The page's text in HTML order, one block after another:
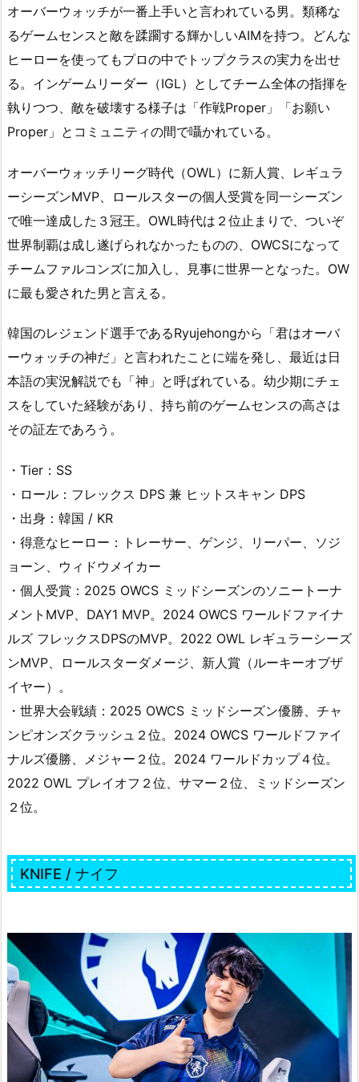
オーバーウォッチが一番上手いと言われている男。類稀な
るゲームセンスと敵を蹂躙する輝かしいAIMを持つ。どんな
ヒーローを使ってもプロの中でトップクラスの実力を出せ
る。インゲームリーダー（IGL）としてチーム全体の指揮を
執りつつ、敵を破壊する様子は「作戦Proper」「お願い
Proper」とコミュニティの間で囁かれている。
オーバーウォッチリーグ時代（OWL）に新人賞、レギュラ
ーシーズンMVP、ロールスターの個人受賞を同一シーズン
で唯一達成した３冠王。OWL時代は２位止まりで、ついぞ
世界制覇は成し遂げられなかったものの、OWCSになって
チームファルコンズに加入し、見事に世界一となった。OW
に最も愛された男と言える。
韓国のレジェンド選手であるRyujehongから「君はオーバ
ーウォッチの神だ」と言われたことに端を発し、最近は日
本語の実況解説でも「神」と呼ばれている。幼少期にチェ
スをしていた経験があり、持ち前のゲームセンスの高さは
その証左であろう。
・Tier：SS
・ロール：フレックス DPS 兼 ヒットスキャン DPS
・出身：韓国 / KR
・得意なヒーロー：トレーサー、ゲンジ、リーパー、ソジ
ョーン、ウィドウメイカー
・個人受賞：2025 OWCS ミッドシーズンのソニートーナ
メントMVP、DAY1 MVP。2024 OWCS ワールドファイナ
ルズ フレックスDPSのMVP。2022 OWL レギュラーシーズ
ンMVP、ロールスターダメージ、新人賞（ルーキーオブザ
イヤー）。
・世界大会戦績：2025 OWCS ミッドシーズン優勝、チャ
ンピオンズクラッシュ２位。2024 OWCS ワールドファイ
ナルズ優勝、メジャー２位。2024 ワールドカップ４位。
2022 OWL プレイオフ２位、サマー２位、ミッドシーズン
２位。
KNIFE / ナイフ